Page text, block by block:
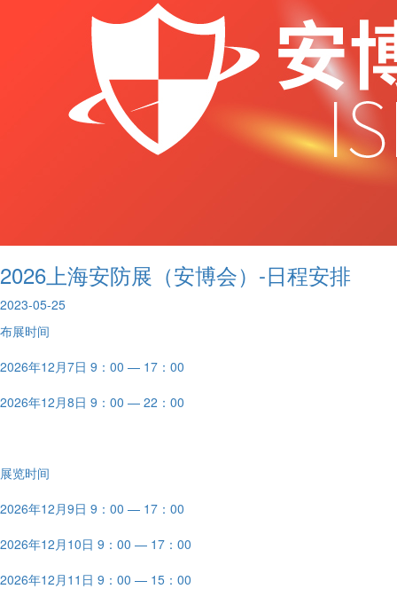
2026上海安防展（安博会）-日程安排
2023-05-25
布展时间
2026年12月7日 9：00 — 17：00
2026年12月8日 9：00 — 22：00
展览时间
2026年12月9日 9：00 — 17：00
2026年12月10日 9：00 — 17：00
2026年12月11日 9：00 — 15：00